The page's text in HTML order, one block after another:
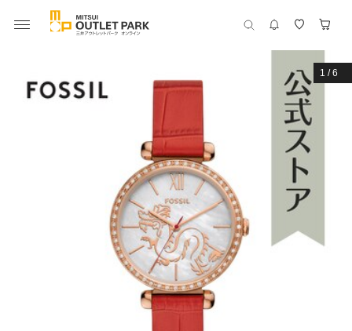
1 /6